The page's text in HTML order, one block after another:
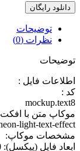
دانلود رایگان
توضیحات
نظرات (0)
توضیحات
اطلاعات فايل :
کد :
mockup.text8
موکاپ متن با افکت
light-text-effect
مشخصات موکاپ:
ابعاد فايل (پيکسل): 1800*2500